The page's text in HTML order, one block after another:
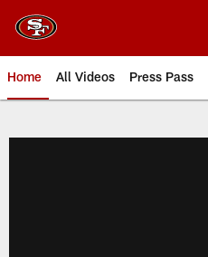
Home All Videos Press Pass